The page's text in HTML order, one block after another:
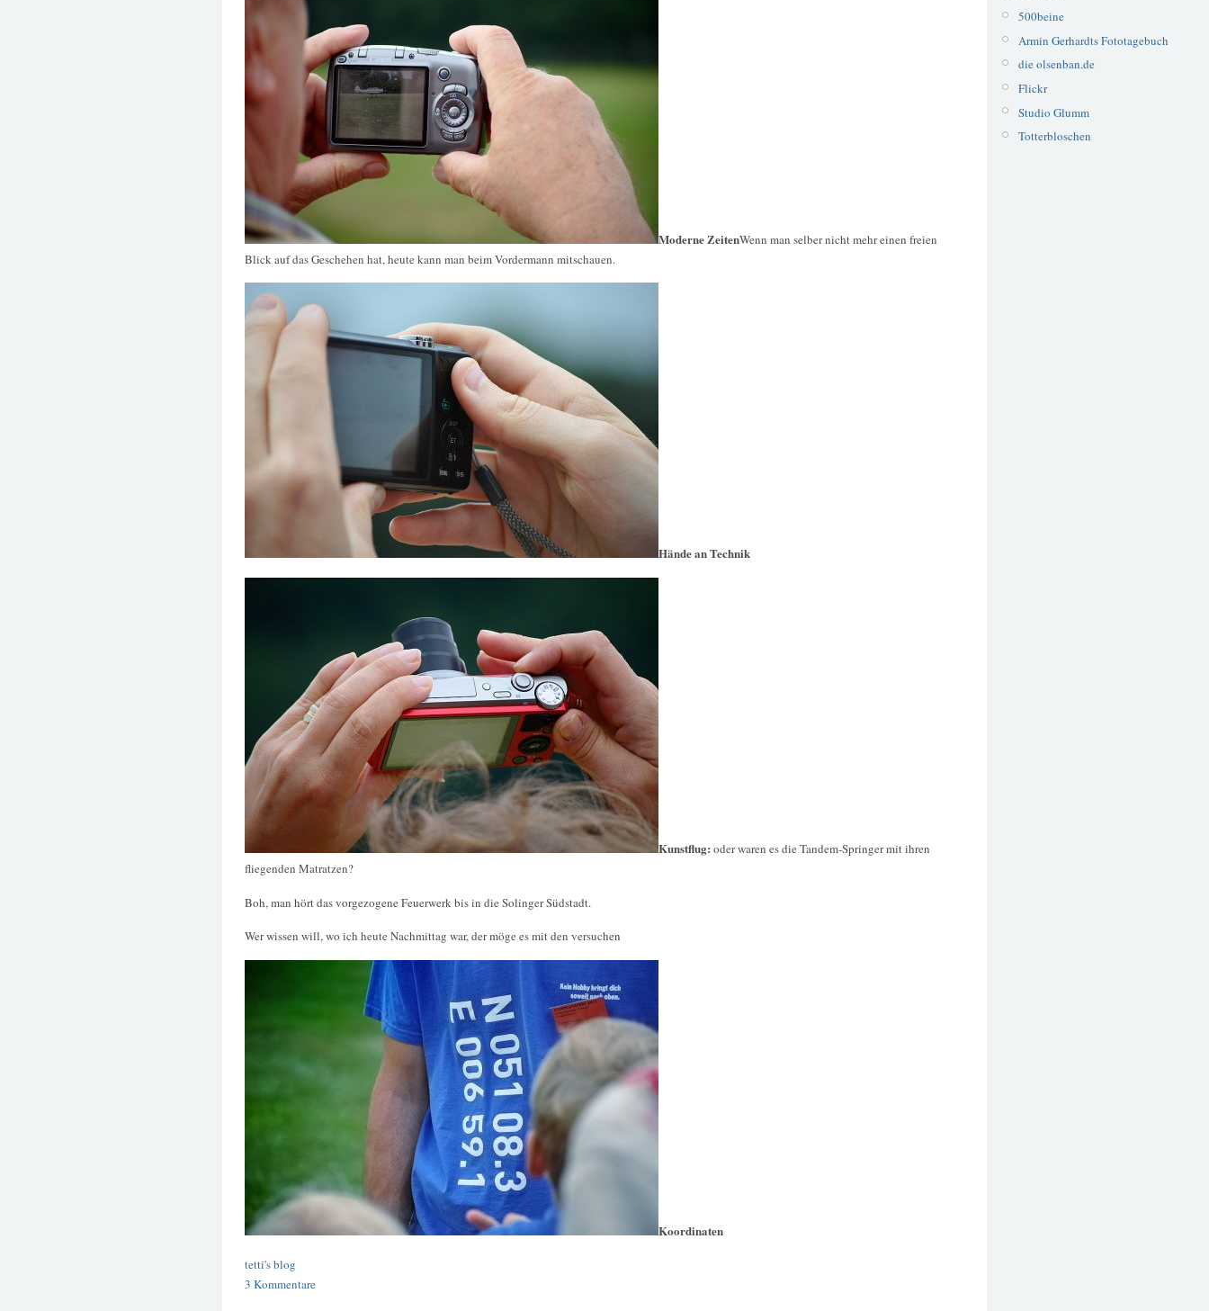
Moderne ZeitenWenn man selber nicht mehr einen freien
Blick auf das Geschehen hat, heute kann man beim Vordermann mitschauen.
Hände an Technik
Kunstflug: oder waren es die Tandem-Springer mit ihren
fliegenden Matratzen?
Boh, man hört das vorgezogene Feuerwerk bis in die Solinger Südstadt.
Wer wissen will, wo ich heute Nachmittag war, der möge es mit den versuchen
Koordinaten
tetti's blog
3 Kommentare
500beine
Armin Gerhardts Fototagebuch
die olsenban.de
Flickr
Studio Glumm
Totterbloschen